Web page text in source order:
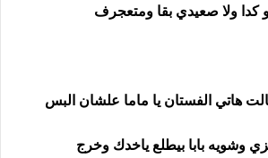
كدا ولا صعيدي بقا ومتعجرف
هاتي الفستان يا ماما علشان البس
وشويه بابا بيطلع ياخدك وخرج